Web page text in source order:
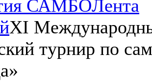
САМБОЛента
XI
турнир по